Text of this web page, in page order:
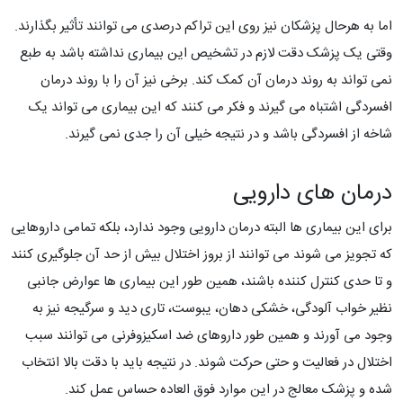
اما به هرحال پزشکان نیز روی این تراکم درصدی می توانند تأثیر بگذارند.
وقتی یک پزشک دقت لازم در تشخیص این بیماری نداشته باشد به طبع
نمی تواند به روند درمان آن کمک کند. برخی نیز آن را با روند درمان
افسردگی اشتباه می گیرند و فکر می کنند که این بیماری می تواند یک
شاخه از افسردگی باشد و در نتیجه خیلی آن را جدی نمی گیرند.
درمان های دارویی
برای این بیماری ها البته درمان دارویی وجود ندارد، بلکه تمامی داروهایی
که تجویز می شوند می توانند از بروز اختلال بیش از حد آن جلوگیری کنند
و تا حدی کنترل کننده باشند، همین طور این بیماری ها عوارض جانبی
نظیر خواب آلودگی، خشکی دهان، یبوست، تاری دید و سرگیجه نیز به
وجود می آورند و همین طور داروهای ضد اسکیزوفرنی می توانند سبب
اختلال در فعالیت و حتی حرکت شوند. در نتیجه باید با دقت بالا انتخاب
شده و پزشک معالج در این موارد فوق العاده حساس عمل کند.